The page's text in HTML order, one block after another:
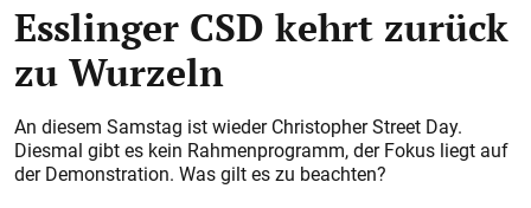
Esslinger CSD kehrt zurück
zu Wurzeln
An diesem Samstag ist wieder Christopher Street Day.
Diesmal gibt es kein Rahmenprogramm, der Fokus liegt auf
der Demonstration. Was gilt es zu beachten?